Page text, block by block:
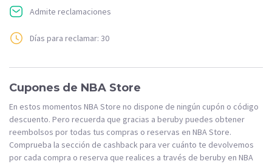
Admite reclamaciones
Días para reclamar: 30
Cupones de NBA Store
En estos momentos NBA Store no dispone de ningún cupón o código
descuento. Pero recuerda que gracias a beruby puedes obtener
reembolsos por todas tus compras o reservas en NBA Store.
Comprueba la sección de cashback para ver cuánto te devolvemos
por cada compra o reserva que realices a través de beruby en NBA